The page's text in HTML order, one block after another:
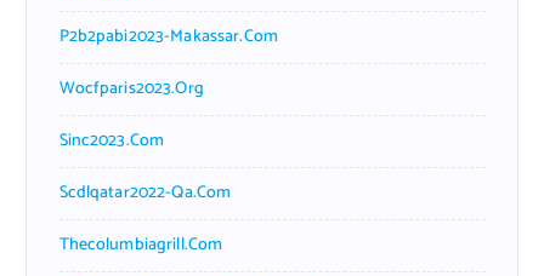
P2b2pabi2023-Makassar.com
Wocfparis2023.org
Sinc2023.com
Scdlqatar2022-Qa.com
Thecolumbiagrill.com